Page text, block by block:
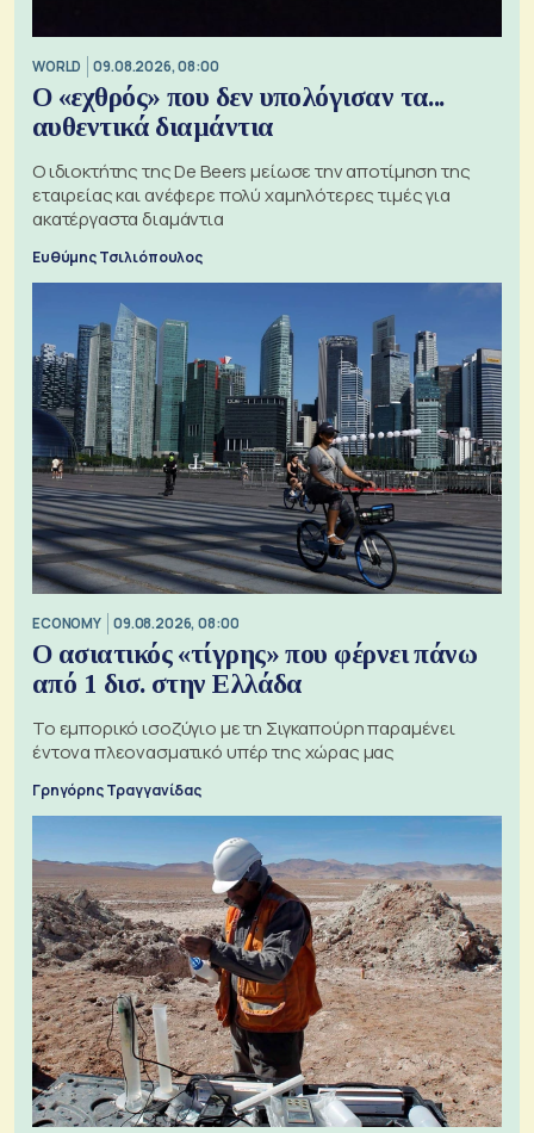
WORLD 09.08.2026, 08:00
Ο «εχθρός» που δεν υπολόγισαν τα...
αυθεντικά διαμάντια
Ο ιδιοκτήτης της De Beers μείωσε την αποτίμηση της
εταιρείας και ανέφερε πολύ χαμηλότερες τιμές για
ακατέργαστα διαμάντια
Ευθύμης Τσιλιόπουλος
ECONOMY 09.08.2026, 08:00
Ο ασιατικός «τίγρης» που φέρνει πάνω
από 1 δισ. στην Ελλάδα
Το εμπορικό ισοζύγιο με τη Σιγκαπούρη παραμένει
έντονα πλεονασματικό υπέρ της χώρας μας
Γρηγόρης Τραγγανίδας